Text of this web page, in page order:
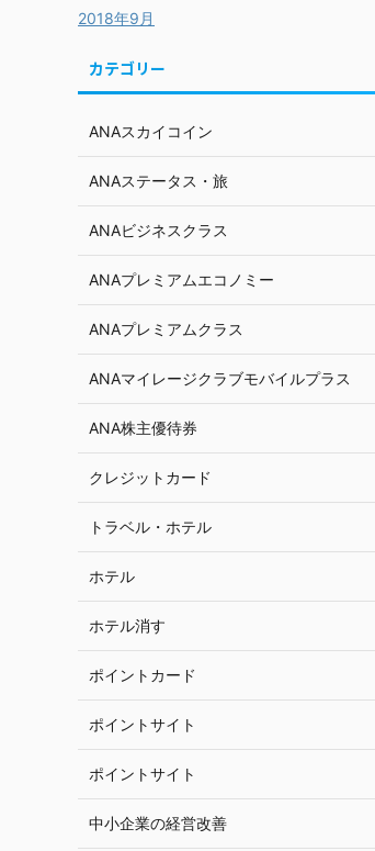
2018年9月
カテゴリー
ANAスカイコイン
ANAステータス・旅
ANAビジネスクラス
ANAプレミアムエコノミー
ANAプレミアムクラス
ANAマイレージクラブモバイルプラス
ANA株主優待券
クレジットカード
トラベル・ホテル
ホテル
ホテル消す
ポイントカード
ポイントサイト
ポイントサイト
中小企業の経営改善